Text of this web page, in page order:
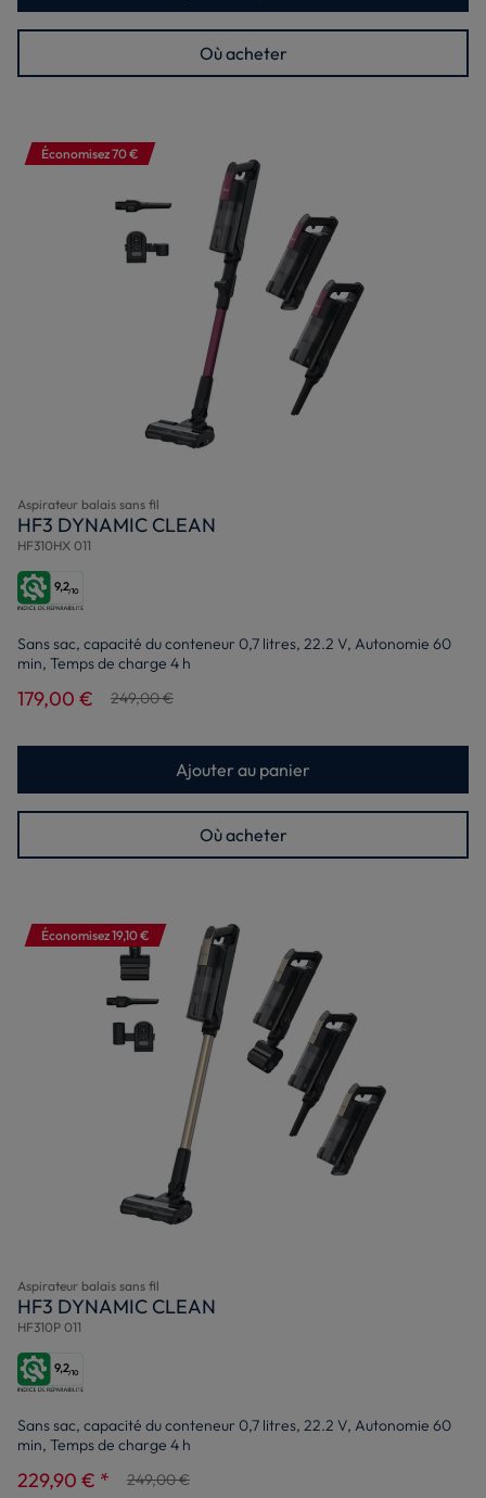
Où acheter
Économisez 70 €
Aspirateur balais sans fil
HF3 DYNAMIC CLEAN
HF310HX 011
9,2/10
Sans sac, capacité du conteneur 0,7 litres, 22.2 V, Autonomie 60
min, Temps de charge 4 h
179,00 € 249,00 €
Ajouter au panier
Où acheter
Économisez 19,10 €
Aspirateur balais sans fil
HF3 DYNAMIC CLEAN
HF310P 011
9,2/10
Sans sac, capacité du conteneur 0,7 litres, 22.2 V, Autonomie 60
min, Temps de charge 4 h
229,90 € * 249,00 €